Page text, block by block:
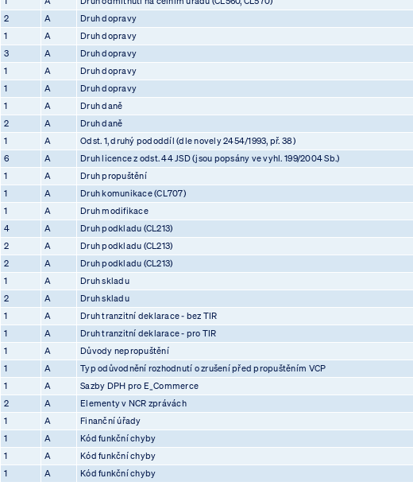
2 A Druh dopravy
1 A Druh dopravy
3 A Druh dopravy
1 A Druh dopravy
1 A Druh dopravy
1 A Druh daně
2 A Druh daně
1 A Odst. 1, druhý pododdíl (dle novely 2454/1993, př. 38)
6 A Druh licence z odst. 44 JSD (jsou popsány ve vyhl. 199/2004 Sb.)
1 A Druh propuštění
1 A Druh komunikace (CL707)
1 A Druh modifikace
4 A Druh podkladu (CL213)
2 A Druh podkladu (CL213)
2 A Druh podkladu (CL213)
1 A Druh skladu
2 A Druh skladu
1 A Druh tranzitní deklarace - bez TIR
1 A Druh tranzitní deklarace - pro TIR
1 A Důvody nepropuštění
1 A Typ odůvodnění rozhodnutí o zrušení před propuštěním VCP
1 A Sazby DPH pro E_Commerce
2 A Elementy v NCR zprávách
1 A Finanční úřady
1 A Kód funkční chyby
1 A Kód funkční chyby
1 A Kód funkční chyby